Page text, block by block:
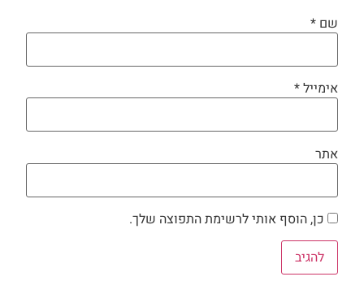
שם *
אימייל*
אתר
כן, הוסף אותי לרשימת התפוצה שלך.